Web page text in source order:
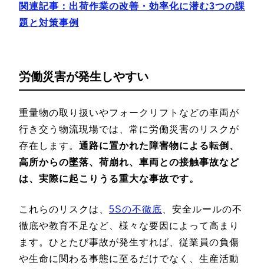
関連記事： 出荷作業の改善・効率化に潜む3つの課
題と対策事例
労働災害が発生しやすい
重量物の取り扱いやフォークリフトなどの車両が
行き交う物流現場では、常に労働災害のリスクが
存在します。 通路に置かれた障害物による転倒、
高所からの墜落、荷崩れ、車両との接触事故など
は、実際に起こりうる重大な事故です。
これらのリスクは、 5Sの不徹底 、安全ルールの不
徹底や教育不足など、様々な要因によって高まり
ます。ひとたび事故が発生すれば、従業員の負傷
や生命に関わる事態に至るだけでなく、生産活動